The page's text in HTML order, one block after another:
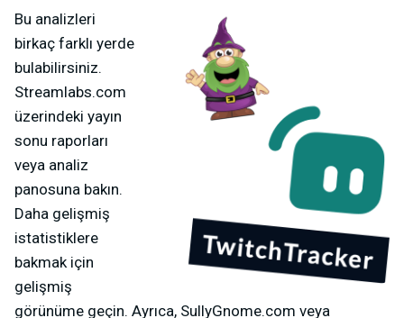
Bu analizleri
birkaç farklı yerde
bulabilirsiniz.
Streamlabs.com
üzerindeki yayın
sonu raporları
veya analiz
panosuna bakın.
Daha gelişmiş
istatistiklere
bakmak için
gelişmiş
görünüme geçin. Ayrıca, SullyGnome.com veya